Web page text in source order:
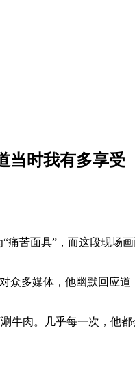
当时我有多享受
痛苦面具”，而这段现场
众多媒体，他幽默回应道
牛肉。几乎每一次，他